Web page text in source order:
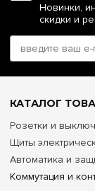
Новинки,
скидки и
КАТАЛОГ
Розетки и
Щиты
Автоматика и
Коммутация и